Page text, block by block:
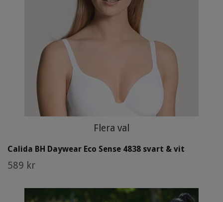
Flera val
Calida BH Daywear Eco Sense 4838 svart & vit
589 kr